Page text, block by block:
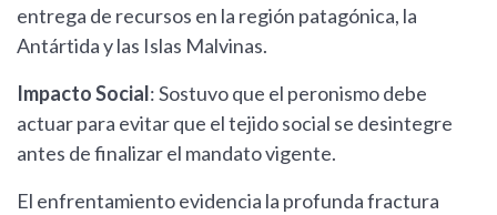
entrega de recursos en la región patagónica, la
Antártida y las Islas Malvinas.
Impacto Social: Sostuvo que el peronismo debe
actuar para evitar que el tejido social se desintegre
antes de finalizar el mandato vigente.
El enfrentamiento evidencia la profunda fractura